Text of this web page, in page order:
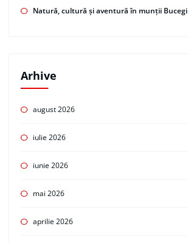
Natură, cultură și aventură în munții Bucegi
Arhive
august 2026
iulie 2026
iunie 2026
mai 2026
aprilie 2026